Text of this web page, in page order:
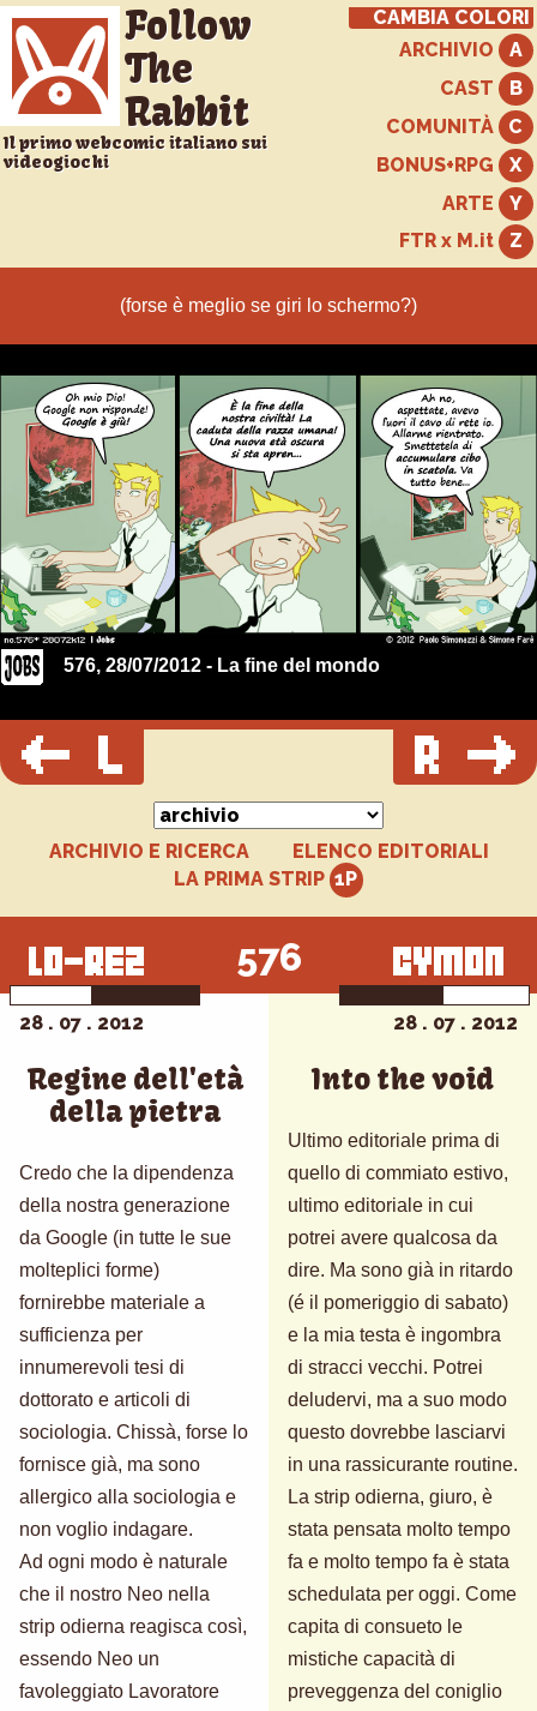
Follow
The
Rabbit
Il primo webcomic italiano sui
videogiochi
CAMBIA COLORI
ARCHIVIO
CAST
COMUNITÀ
BONUS+RPG
ARTE
FTR x M.it
576, 28/07/2012 - La fine del mondo
ARCHIVIO E RICERCA
ELENCO EDITORIALI
LA PRIMA STRIP
576
28 . 07 . 2012
Regine dell'età
della pietra
Credo che la dipendenza
della nostra generazione
da Google (in tutte le sue
molteplici forme)
fornirebbe materiale a
sufficienza per
innumerevoli tesi di
dottorato e articoli di
sociologia. Chissà, forse lo
fornisce già, ma sono
allergico alla sociologia e
non voglio indagare.
Ad ogni modo è naturale
che il nostro Neo nella
strip odierna reagisca così,
essendo Neo un
favoleggiato Lavoratore
28 . 07 . 2012
Into the void
Ultimo editoriale prima di
quello di commiato estivo,
ultimo editoriale in cui
potrei avere qualcosa da
dire. Ma sono già in ritardo
(é il pomeriggio di sabato)
e la mia testa è ingombra
di stracci vecchi. Potrei
deludervi, ma a suo modo
questo dovrebbe lasciarvi
in una rassicurante routine.
La strip odierna, giuro, è
stata pensata molto tempo
fa e molto tempo fa è stata
schedulata per oggi. Come
capita di consueto le
mistiche capacità di
preveggenza del coniglio